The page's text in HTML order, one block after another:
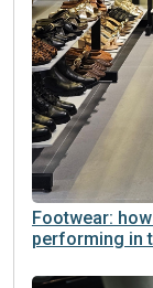
Footwear:
performing in